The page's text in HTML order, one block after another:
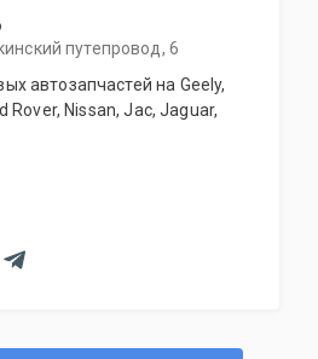
путепровод, 6
автозапчастей на Geely,
Jac, Jaguar,